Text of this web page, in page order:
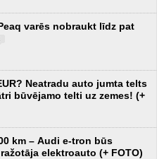
varēs nobraukt līdz pat
Neatradu auto jumta telts
būvējamo telti uz zemes! (+
km – Audi e-tron būs
elektroauto (+ FOTO)